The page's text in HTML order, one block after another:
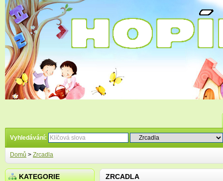
Vyhledávání:
Domů > Zrcadla
KATEGORIE ZRCADLA